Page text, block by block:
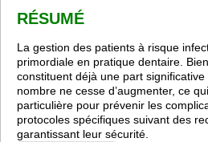
RÉSUMÉ
La gestion des patients à risque
primordiale en pratique dentaire.
constituent déjà une part
nombre ne cesse d’augmenter, ce
particulière pour prévenir les
protocoles spécifiques suivant des
garantissant leur sécurité.